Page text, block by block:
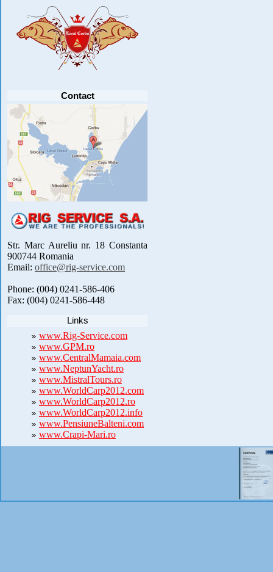
COVID 19- DIN MOTIVE DE SIGURANTA ,
CAT SI A REGLEMENTARILOR LEGALE ,
PRECUM SI RETRAGEREA UNOR
PARTICIPANTI .....[detalii]
Anunt important
Va anuntam ca editia 30 a concursului de
pescuit CUPA RIG la CRAP din perioada 2-5
septembrie 2021 se reprogrameaza pentru luna
Contact
Str. Marc Aureliu nr. 18 Constanta
900744 Romania
Email: office@rig-service.com
Phone: (004) 0241-586-406
Fax: (004) 0241-586-448
Links
www.Rig-Service.com
www.GPM.ro
www.CentralMamaia.com
www.NeptunYacht.ro
www.MistralTours.ro
www.WorldCarp2012.com
www.WorldCarp2012.ro
www.WorldCarp2012.info
www.PensiuneBalteni.com
www.Crapi-Mari.ro